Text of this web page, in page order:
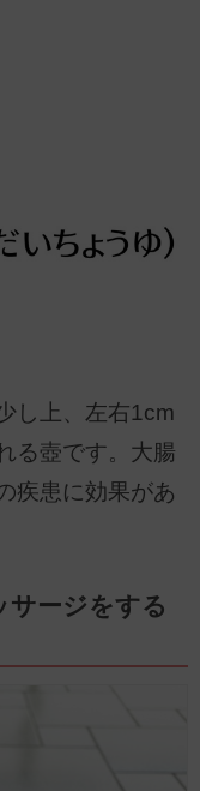
し上、左右1cm
る壺です。大腸
疾患に効果があ
サージをする